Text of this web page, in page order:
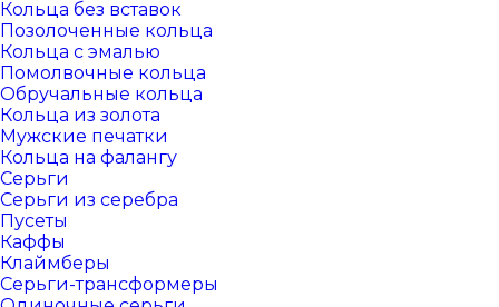
Кольца без вставок
Позолоченные кольца
Кольца с эмалью
Помолвочные кольца
Обручальные кольца
Кольца из золота
Мужские печатки
Кольца на фалангу
Серьги
Серьги из серебра
Пусеты
Каффы
Клаймберы
Серьги-трансформеры